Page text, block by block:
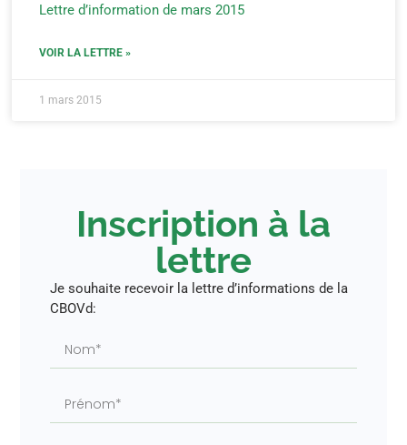
Lettre d’information de mars 2015
VOIR LA LETTRE »
1 mars 2015
Inscription à la
lettre
Je souhaite recevoir la lettre d’informations de la
CBOVd: